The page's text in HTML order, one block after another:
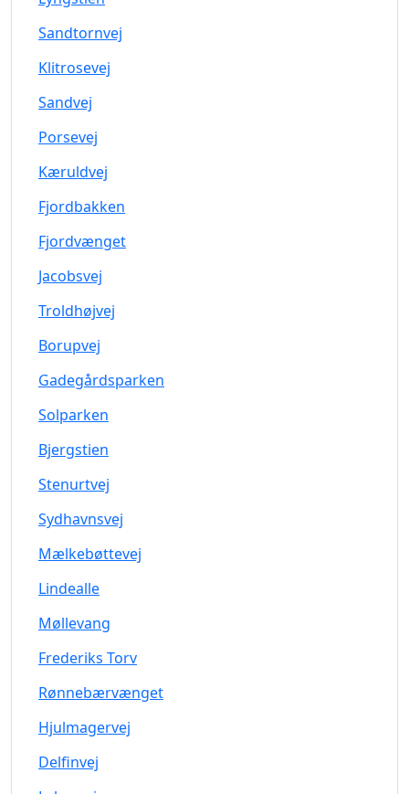
Sandtornvej
Klitrosevej
Sandvej
Porsevej
Kæruldvej
Fjordbakken
Fjordvænget
Jacobsvej
Troldhøjvej
Borupvej
Gadegårdsparken
Solparken
Bjergstien
Stenurtvej
Sydhavnsvej
Mælkebøttevej
Lindealle
Møllevang
Frederiks Torv
Rønnebærvænget
Hjulmagervej
Delfinvej